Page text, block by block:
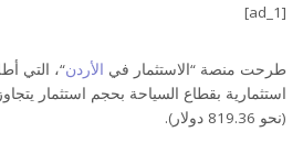
[ad_1]
طرحت منصة “الاستثمار في الأردن
(نحو 819.36 دولار).